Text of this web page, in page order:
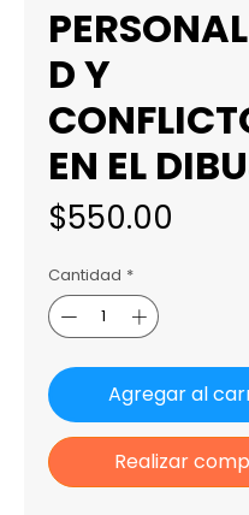
D Y
EN EL
$550.00
Cantidad *
Agregar al
Realizar